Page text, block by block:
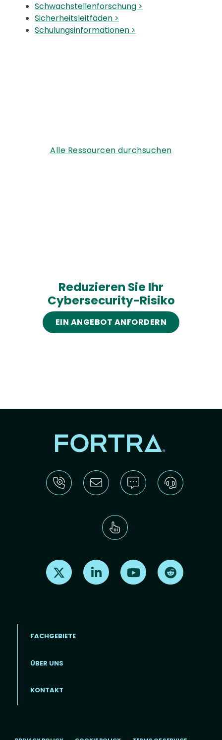
Schwachstellenforschung >
Sicherheitsleitfäden >
Schulungsinformationen >
Alle Ressourcen durchsuchen
Reduzieren Sie Ihr
Cybersecurity-Risiko
EIN ANGEBOT ANFORDERN
Find us on X Find us on LinkedInFind us on Youtube
Footer menu (DE)
FACHGEBIETE
ÜBER UNS
KONTAKT